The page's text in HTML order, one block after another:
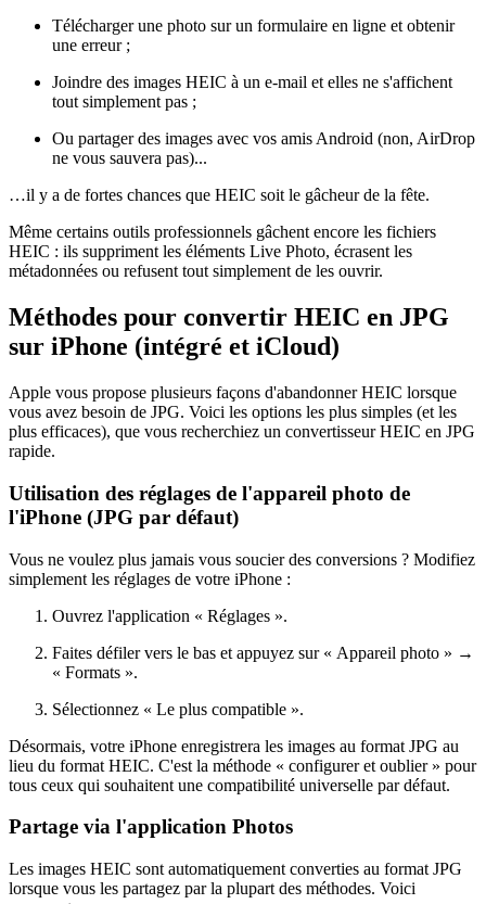
Télécharger une photo sur un formulaire en ligne et obtenir
une erreur ;
Joindre des images HEIC à un e-mail et elles ne s'affichent
tout simplement pas ;
Ou partager des images avec vos amis Android (non, AirDrop
ne vous sauvera pas)...
…il y a de fortes chances que HEIC soit le gâcheur de la fête.
Même certains outils professionnels gâchent encore les fichiers
HEIC : ils suppriment les éléments Live Photo, écrasent les
métadonnées ou refusent tout simplement de les ouvrir.
Méthodes pour convertir HEIC en JPG
sur iPhone (intégré et iCloud)
Apple vous propose plusieurs façons d'abandonner HEIC lorsque
vous avez besoin de JPG. Voici les options les plus simples (et les
plus efficaces), que vous recherchiez un convertisseur HEIC en JPG
rapide.
Utilisation des réglages de l'appareil photo de
l'iPhone (JPG par défaut)
Vous ne voulez plus jamais vous soucier des conversions ? Modifiez
simplement les réglages de votre iPhone :
Ouvrez l'application « Réglages ».
Faites défiler vers le bas et appuyez sur « Appareil photo » →
« Formats ».
Sélectionnez « Le plus compatible ».
Désormais, votre iPhone enregistrera les images au format JPG au
lieu du format HEIC. C'est la méthode « configurer et oublier » pour
tous ceux qui souhaitent une compatibilité universelle par défaut.
Partage via l'application Photos
Les images HEIC sont automatiquement converties au format JPG
lorsque vous les partagez par la plupart des méthodes. Voici